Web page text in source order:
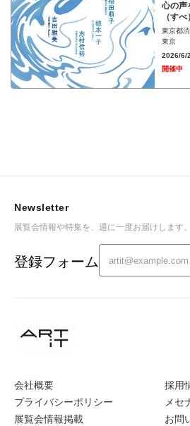
心の
（すべ）
東京都
東京
2026/6/
開催中
会社概要
プライバシーポリシー
展覧会情報掲載
採用
メセ
お問
Newsletter
展覧会情報や特集を、週に一度お届けします。
登録フォーム